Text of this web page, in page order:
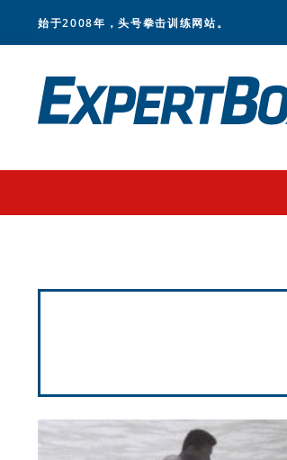
navigation
content
始于2008年，头号拳击训练网站。